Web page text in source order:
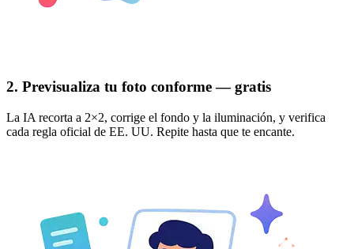
2. Previsualiza tu foto conforme — gratis
La IA recorta a 2×2, corrige el fondo y la iluminación, y verifica
cada regla oficial de EE. UU. Repite hasta que te encante.